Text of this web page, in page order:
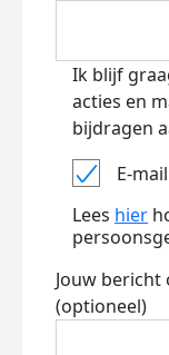
Ik blijf
acties en
bijdragen
E-mail
Lees hier
Jouw bericht
(optioneel)